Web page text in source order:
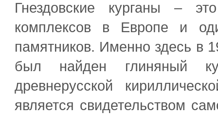
Гнездовские курганы –
комплексов в Европе и
памятников. Именно здесь в
был найден глиняный
древнерусской
является свидетельством